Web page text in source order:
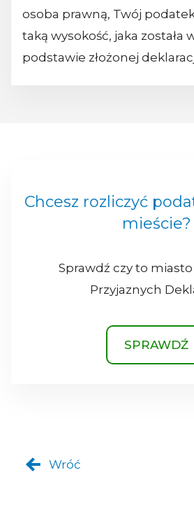
osoba prawną, Twój
taką wysokość, jaka została
podstawie złożonej
Chcesz rozliczyć
mieście?
Sprawdź czy to
Przyjaznych
SPRAWDŹ
Wróć